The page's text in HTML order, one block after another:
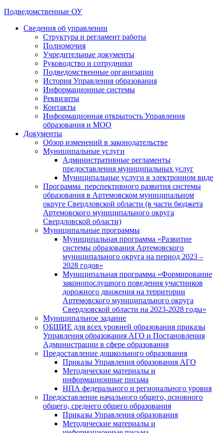
Подведомственные ОУ
Сведения об управлении
Структура и регламент работы
Полномочия
Учредительные документы
Руководство и сотрудники
Подведомственные организации
История Управления образования
Информационные системы
Реквизиты
Контакты
Информационная открытость Управления
образования и МОО
Документы
Обзор изменений в законодательстве
Муниципальные услуги
Административные регламенты
предоставления муниципальных услуг
Муниципальные услуги в электронном виде
Программа перспективного развития системы
образования в Артемовском муниципальном
округе Свердловской области (в части бюджета
Артемовского муниципального округа
Свердловской области)
Муниципальные программы
Муниципальная программа «Развитие
системы образования Артемовского
муниципального округа на период 2023 –
2028 годов»
Муниципальная программа «Формирование
законопослушного поведения участников
дорожного движения на территории
Артемовского муниципального округа
Свердловской области на 2023-2028 годы»
Муниципальное задание
ОБЩИЕ для всех уровней образования приказы
Управления образования АГО и Постановления
Администрации в сфере образования
Предоставление дошкольного образования
Приказы Управления образования АГО
Методические материалы и
информационные письма
НПА федерального и регионального уровня
Предоставление начального общего, основного
общего, среднего общего образования
Приказы Управления образования
Методические материалы и